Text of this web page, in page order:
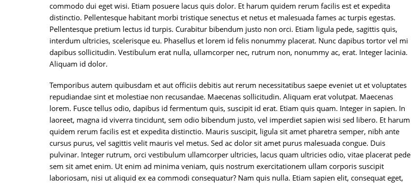
commodo dui eget wisi. Etiam posuere lacus quis dolor. Et harum quidem rerum facilis est et expedita
distinctio. Pellentesque habitant morbi tristique senectus et netus et malesuada fames ac turpis egestas.
Pellentesque pretium lectus id turpis. Curabitur bibendum justo non orci. Etiam ligula pede, sagittis quis,
interdum ultricies, scelerisque eu. Phasellus et lorem id felis nonummy placerat. Nunc dapibus tortor vel mi
dapibus sollicitudin. Vestibulum erat nulla, ullamcorper nec, rutrum non, nonummy ac, erat. Integer lacinia.
Aliquam id dolor.
Temporibus autem quibusdam et aut officiis debitis aut rerum necessitatibus saepe eveniet ut et voluptates
repudiandae sint et molestiae non recusandae. Maecenas sollicitudin. Aliquam erat volutpat. Maecenas
lorem. Fusce tellus odio, dapibus id fermentum quis, suscipit id erat. Etiam quis quam. Integer in sapien. In
laoreet, magna id viverra tincidunt, sem odio bibendum justo, vel imperdiet sapien wisi sed libero. Et harum
quidem rerum facilis est et expedita distinctio. Mauris suscipit, ligula sit amet pharetra semper, nibh ante
cursus purus, vel sagittis velit mauris vel metus. Sed ac dolor sit amet purus malesuada congue. Duis
pulvinar. Integer rutrum, orci vestibulum ullamcorper ultricies, lacus quam ultricies odio, vitae placerat pede
sem sit amet enim. Ut enim ad minima veniam, quis nostrum exercitationem ullam corporis suscipit
laboriosam, nisi ut aliquid ex ea commodi consequatur? Nam quis nulla. Etiam sapien elit, consequat eget,